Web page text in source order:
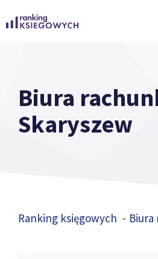
do
Biura
Skaryszew
Ranking księgowych